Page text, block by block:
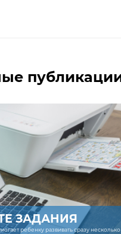
ЗАДАНИЯ
ребенку развивать сразу несколько